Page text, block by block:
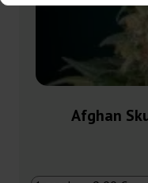
Afghan